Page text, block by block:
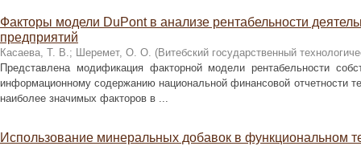
Факторы модели DuPont в анализе рентабельности
предприятий
Касаева, Т. В.; Шеремет, О. О. (Витебский государственный
Представлена модификация факторной модели рентабельности
информационному содержанию национальной финансовой отчетности
наиболее значимых факторов в ...
Использование минеральных добавок в функциональном